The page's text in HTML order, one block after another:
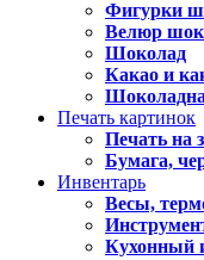
Фигурки
Велюр
Шоколад
Какао и
Печать картинок
Печать на
Бумага,
Инвентарь
Весы,
Кухонный